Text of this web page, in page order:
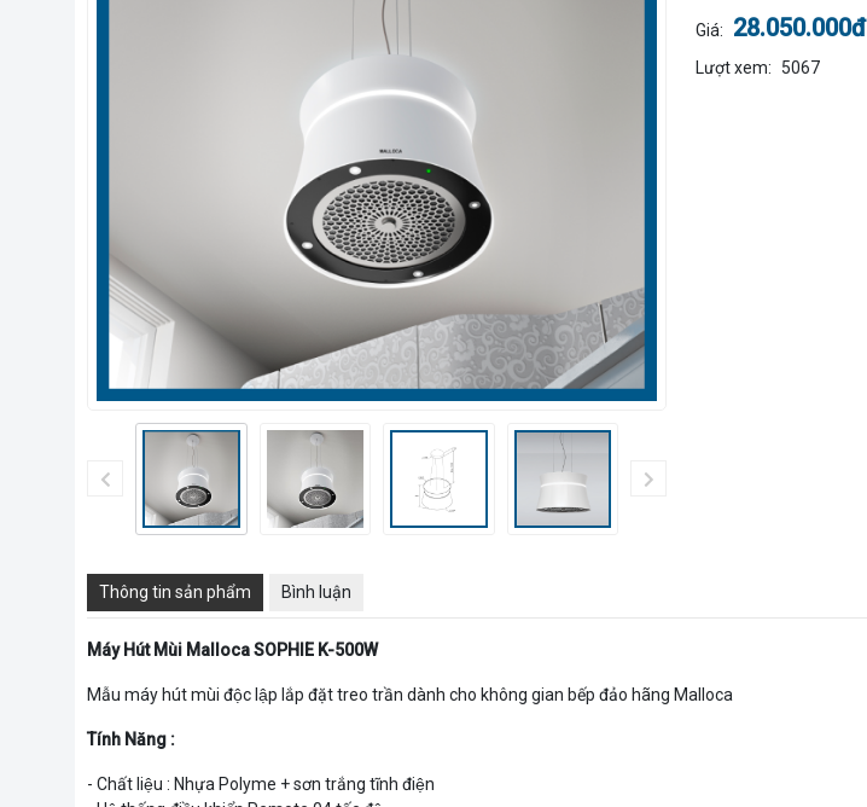
Giá: 28.050.000đ
Lượt xem:
5067
Thông tin sản phẩm Bình luận
Máy Hút Mùi Malloca SOPHIE K-500W
Mẫu máy hút mùi độc lập lắp đặt treo trần dành cho không gian bếp đảo hãng Malloca
Tính Năng :
- Chất liệu : Nhựa Polyme + sơn trắng tĩnh điện